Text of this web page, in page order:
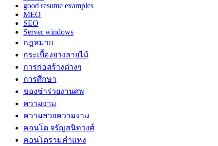
good resume examples
MEO
SEO
Server windows
กฎหมาย
กระเบื้องยางลายไม้
การก่อสร้างต่างๆ
การศึกษา
ของชำร่วยงานศพ
ความงาม
ความสวยความงาม
คอนโด จรัญสนิทวงศ์
คอนโดรามคำแหง